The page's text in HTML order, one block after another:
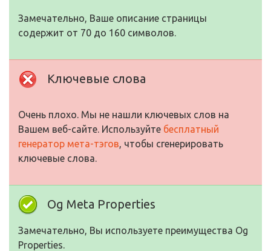
Замечательно, Ваше описание страницы
содержит от 70 до 160 символов.
Ключевые слова
Очень плохо. Мы не нашли ключевых слов на
Вашем веб-сайте. Используйте бесплатный
генератор мета-тэгов, чтобы сгенерировать
ключевые слова.
Og Meta Properties
Замечательно, Вы используете преимущества Og
Properties.